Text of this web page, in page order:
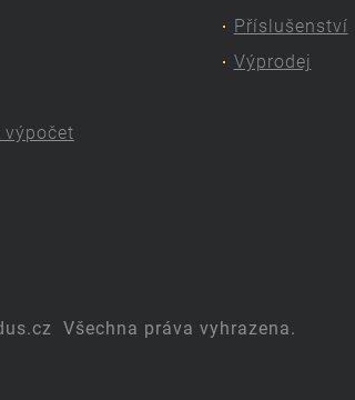
výpočet
Příslušenství
Výprodej
Všechna práva vyhrazena.